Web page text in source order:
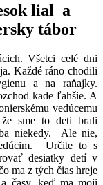
lial a
tábor
Všetci celé dni
Každé ráno chodili
a na raňajky.
kade ľahšie. A
vedúcemu
sme to deti brali
niekedy. Ale nie,
Určite to s
desiatky detí v
ma z tých čias hreje
časy, keď ma moji